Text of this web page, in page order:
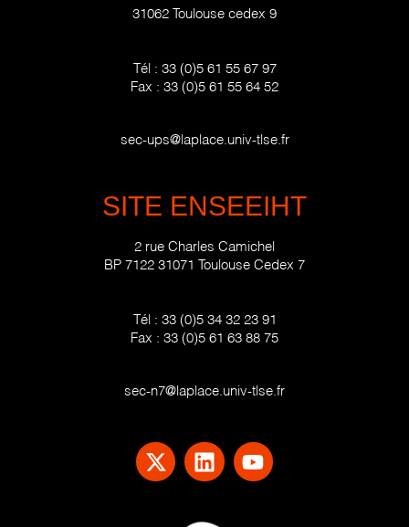
31062 Toulouse cedex 9
Tél : 33 (0)5 61 55 67 97
Fax : 33 (0)5 61 55 64 52
sec-ups@laplace.univ-tlse.fr
SITE ENSEEIHT
2 rue Charles Camichel
BP 7122 31071 Toulouse Cedex 7
Tél : 33 (0)5 34 32 23 91
Fax : 33 (0)5 61 63 88 75
sec-n7@laplace.univ-tlse.fr